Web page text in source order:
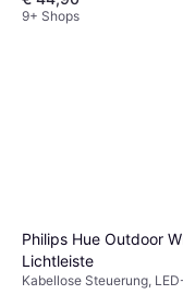
9+ Shops
Philips Hue Outdoor
Lichtleiste
Kabellose Steuerung,